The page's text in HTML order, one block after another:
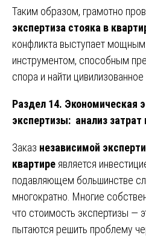
Таким образом, грамотно
экспертиза стояка в
конфликта выступает
инструментом, способным
спора и найти
Раздел 14. Экономическая
экспертизы: анализ затрат
Заказ независимой
квартире является
подавляющем большинстве
многократно. Многие
что стоимость экспертизы —
пытаются решить проблему